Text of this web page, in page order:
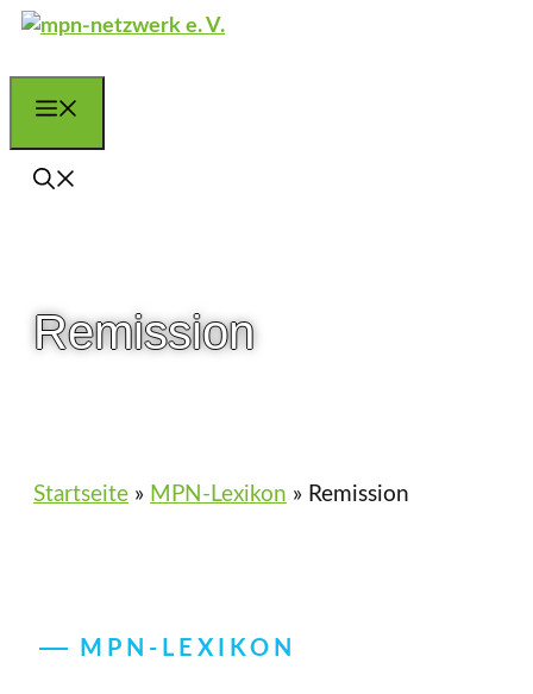
Zum
Remission
Startseite » MPN-Lexikon » Remission
MPN-LEXIKON